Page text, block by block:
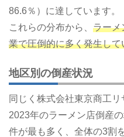
86.6％）に達しています。
これらの分布から、 ラーメ
業で圧倒的に多く発生して
地区別の倒産状況
同じく株式会社東京商工リ
2023年のラーメン店倒産
件が最も多く、全体の3割